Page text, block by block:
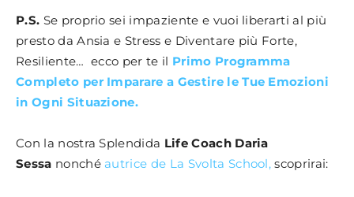
P.S. Se proprio sei impaziente e vuoi liberarti al più
presto da Ansia e Stress e Diventare più Forte,
Resiliente… ecco per te il Primo Programma
Completo per Imparare a Gestire le Tue Emozioni
in Ogni Situazione.
Con la nostra Splendida Life Coach Daria
Sessa nonchéautrice de La Svolta School, scoprirai: